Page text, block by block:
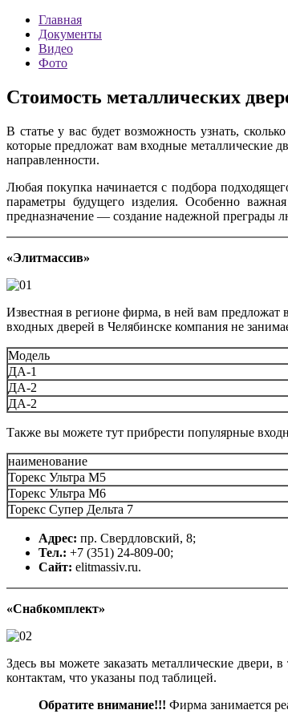
Главная
Документы
Видео
Фото
Стоимость металлических
В статье у вас будет возможность узнать,
которые предложат вам входные металлические
направленности.
Любая покупка начинается с подбора
параметры будущего изделия. Особенно
предназначение — создание надежной преграды
«Элитмассив»
Известная в регионе фирма, в ней вам предложат
входных дверей в Челябинске компания не
Модель
ДА-1
ДА-2
ДА-2
Также вы можете тут прибрести популярные
наименование
Торекс Ультра М5
Торекс Ультра М6
Торекс Супер Дельта 7
Адрес: пр. Свердловский, 8;
Тел.: +7 (351) 24-809-00;
Сайт: elitmassiv.ru.
«Снабкомплект»
Здесь вы можете заказать металлические
контактам, что указаны под таблицей.
Обратите внимание!!! Фирма занимается